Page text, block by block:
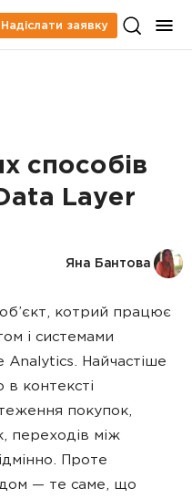
Надіслати заявку
способів
Layer
Яна Бантова
котрий працює
і системами
Analytics. Найчастіше
контексті
покупок,
переходів між
Проте
— те саме, що